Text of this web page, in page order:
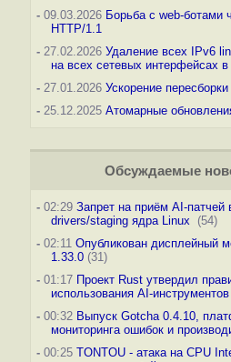
-09.03.2026 Борьба с web-ботами
HTTP/1.1
-27.02.2026 Удаление всех IPv6
на всех сетевых интерфейсах в
-27.01.2026 Ускорение
-25.12.2025 Атомарные
Обсуждаемые
-02:29 Запрет на приём AI-патчей
drivers/staging ядра Linux
(54)
-02:11 Опубликован дисплейный
1.33.0(31)
-01:17 Проект Rust утвердил
использования AI-инструментов
-00:32 Выпуск Gotcha 0.4.10,
мониторинга ошибок и
-00:25 TONTOU - атака на CPU